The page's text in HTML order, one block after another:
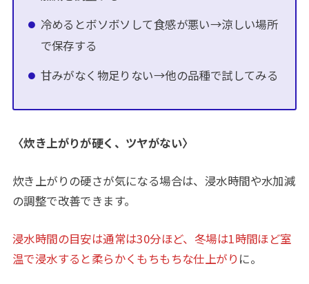
冷めるとボソボソして食感が悪い→涼しい場所
で保存する
甘みがなく物足りない→他の品種で試してみる
〈炊き上がりが硬く、ツヤがない〉
炊き上がりの硬さが気になる場合は、浸水時間や水加減
の調整で改善できます。
浸水時間の目安は通常は30分ほど、冬場は1時間ほど室
温で浸水すると柔らかくもちもちな仕上がり に。